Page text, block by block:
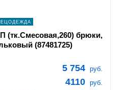
(тк.Смесовая,260) брюки,
(87481725)
5 754 руб.
4110 руб.